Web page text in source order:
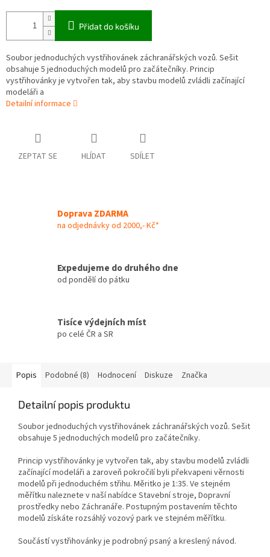
Přidat do košíku
Soubor jednoduchých vystřihovánek záchranářských vozů. Sešit
obsahuje 5 jednoduchých modelů pro začátečníky. Princip
vystřihovánky je vytvořen tak, aby stavbu modelů zvládli začínající
modeláři a
Detailní informace
ZEPTAT SE HLÍDAT SDÍLET
Doprava ZDARMA
na odjednávky od 2000,- Kč*
Expedujeme do druhého dne
od pondělí do pátku
Tisíce výdejních míst
po celé ČR a SR
Popis Podobné (8) Hodnocení Diskuze Značka
Detailní popis produktu
Soubor jednoduchých vystřihovánek záchranářských vozů. Sešit
obsahuje 5 jednoduchých modelů pro začátečníky.
Princip vystřihovánky je vytvořen tak, aby stavbu modelů zvládli
začínající modeláři a zaroveň pokročilí byli překvapeni věrnosti
modelů při jednoduchém střihu. Měritko je 1:35. Ve stejném
měřítku naleznete v naší nabídce Stavební stroje, Dopravní
prostředky nebo Záchranáře. Postupným postavením těchto
modelů získáte rozsáhlý vozový park ve stejném měřítku.
Součástí vystřihovánky je podrobný psaný a kreslený návod.